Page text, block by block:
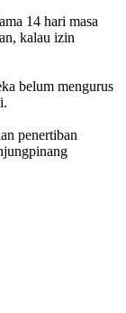
14 hari masa
kalau izin
belum mengurus
penertiban